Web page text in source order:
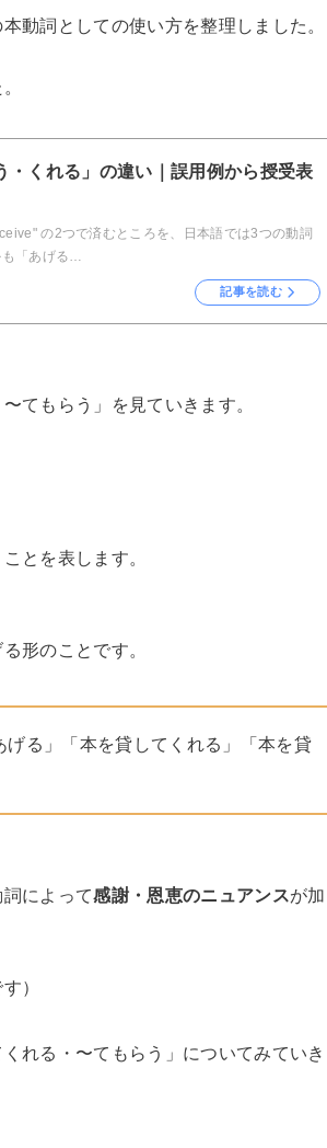
動詞としての使い方を整理しました。
・くれる」の違い｜誤用例から授受表
の2つで済むところを、日本語では3つの動詞
も「あげる…
記事を読む
てもらう」を見ていきます。
とを表します。
形のことです。
る」「本を貸してくれる」「本を貸
詞によって感謝・恩恵のニュアンスが加
）
れる・〜てもらう」についてみていき